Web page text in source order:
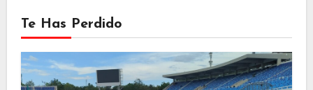
Te Has Perdido